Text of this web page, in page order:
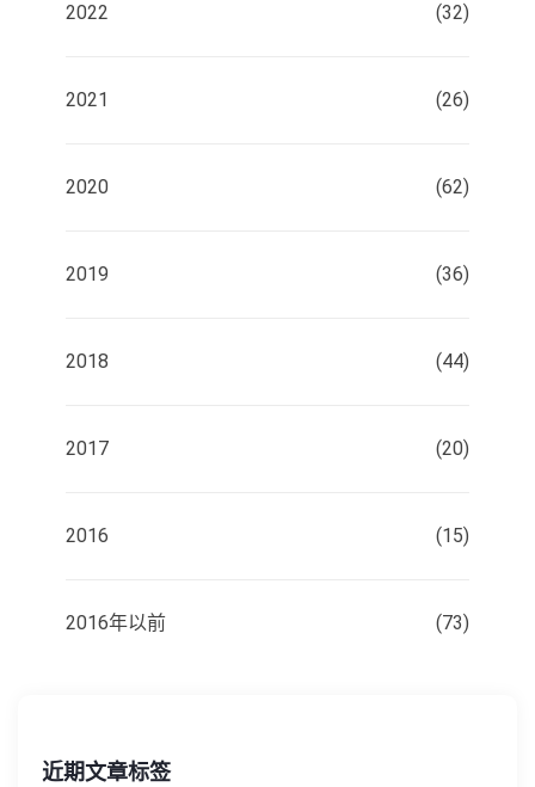
2022 (32)
2021 (26)
2020 (62)
2019 (36)
2018 (44)
2017 (20)
2016 (15)
2016年以前 (73)
近期文章标签